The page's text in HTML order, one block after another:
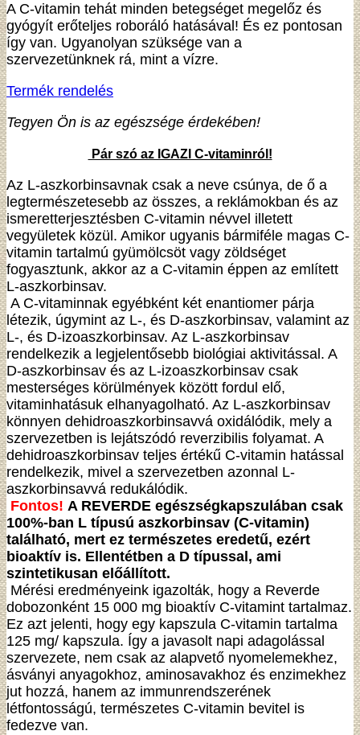
A C-vitamin tehát minden betegséget megelőz és
gyógyít erőteljes roboráló hatásával! És ez pontosan
így van. Ugyanolyan szüksége van a
szervezetünknek rá, mint a vízre.
Termék rendelés
Tegyen Ön is az egészsége érdekében!
Pár szó az IGAZI C-vitaminról!
Az L-aszkorbinsavnak csak a neve csúnya, de ő a
legtermészetesebb az összes, a reklámokban és az
ismeretterjesztésben C-vitamin névvel illetett
vegyületek közül. Amikor ugyanis bármiféle magas C-
vitamin tartalmú gyümölcsöt vagy zöldséget
fogyasztunk, akkor az a C-vitamin éppen az említett
L-aszkorbinsav.
A C-vitaminnak egyébként két enantiomer párja
létezik, úgymint az L-, és D-aszkorbinsav, valamint az
L-, és D-izoaszkorbinsav. Az L-aszkorbinsav
rendelkezik a legjelentősebb biológiai aktivitással. A
D-aszkorbinsav és az L-izoaszkorbinsav csak
mesterséges körülmények között fordul elő,
vitaminhatásuk elhanyagolható. Az L-aszkorbinsav
könnyen dehidroaszkorbinsavvá oxidálódik, mely a
szervezetben is lejátszódó reverzibilis folyamat. A
dehidroaszkorbinsav teljes értékű C-vitamin hatással
rendelkezik, mivel a szervezetben azonnal L-
aszkorbinsavvá redukálódik.
Fontos! A REVERDE egészségkapszulában csak
100%-ban L típusú aszkorbinsav (C-vitamin)
található, mert ez természetes eredetű, ezért
bioaktív is. Ellentétben a D típussal, ami
szintetikusan előállított.
Mérési eredményeink igazolták, hogy a Reverde
dobozonként 15 000 mg bioaktív C-vitamint tartalmaz.
Ez azt jelenti, hogy egy kapszula C-vitamin tartalma
125 mg/ kapszula. Így a javasolt napi adagolással
szervezete, nem csak az alapvető nyomelemekhez,
ásványi anyagokhoz, aminosavakhoz és enzimekhez
jut hozzá, hanem az immunrendszerének
létfontosságú, természetes C-vitamin bevitel is
fedezve van.